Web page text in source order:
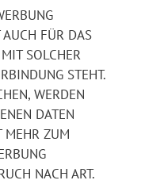
AUCH FÜR DAS
SOLCHER
STEHT.
WERDEN
DATEN
MEHR ZUM
NACH ART.